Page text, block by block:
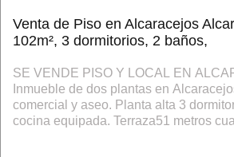
Venta de Piso en Alcaracejos
102m², 3 dormitorios, 2 baños,
SE VENDE PISO Y LOCAL EN
Inmueble de dos plantas en
comercial y aseo. Planta alta 3
cocina equipada. Terraza51 metros